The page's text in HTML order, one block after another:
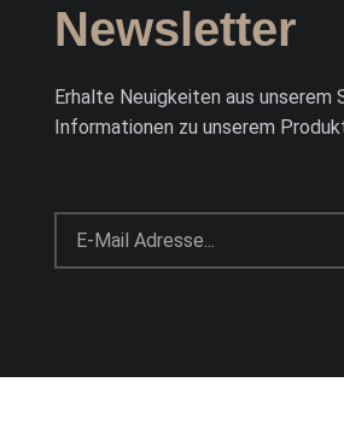
Newsletter
Erhalte Neuigkeiten aus
Informationen zu unserem